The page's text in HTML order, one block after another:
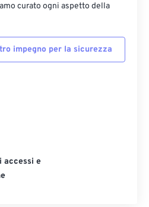
curato ogni aspetto della
impegno per la sicurezza
accessi e